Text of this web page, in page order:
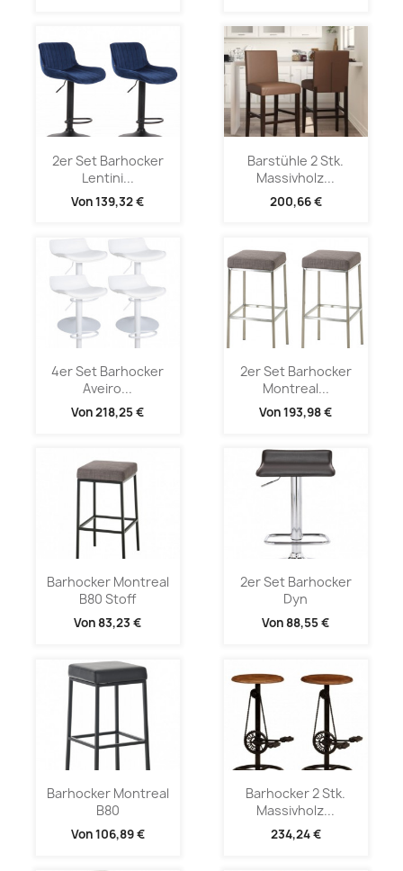
2er Set Barhocker
Lentini...
Von139,32 €
Barstühle 2 Stk.
Massivholz...
200,66 €
4er Set Barhocker
Aveiro...
Von218,25 €
2er Set Barhocker
Montreal...
Von193,98 €
Barhocker Montreal
B80 Stoff
Von 83,23 €
2er Set Barhocker
Dyn
Von 88,55 €
Barhocker Montreal
B80
Von106,89 €
Barhocker 2 Stk.
Massivholz...
234,24 €